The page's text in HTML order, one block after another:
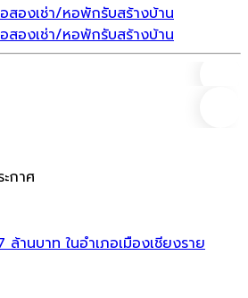
สองเช่า/หอพักรับสร้างบ้าน
สองเช่า/หอพักรับสร้างบ้าน
ะกาศ
ล้านบาท ในอำเภอเมืองเชียงราย